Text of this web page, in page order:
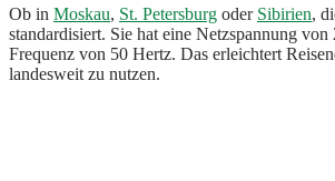
Ob in Moskau, St. Petersburg oder Sibirien,
standardisiert. Sie hat eine Netzspannung
Frequenz von 50 Hertz. Das erleichtert
landesweit zu nutzen.